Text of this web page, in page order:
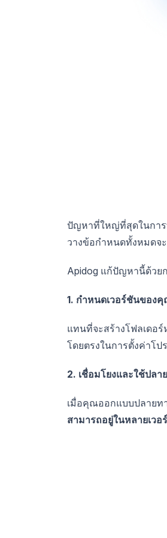
ปัญหาที่ใหญ่ที่สุดในการ
วางข้อกำหนดทั้งหมดจ
Apidog แก้ปัญหานี้ด้วย
1. กำหนดเวอร์ชันของ
แทนที่จะสร้างโฟลเดอ
โดยตรงในการตั้งค่าโป
2. เชื่อมโยงและใช้ปลา
เมื่อคุณออกแบบปลายท
สามารถอยู่ในหลายเวอ